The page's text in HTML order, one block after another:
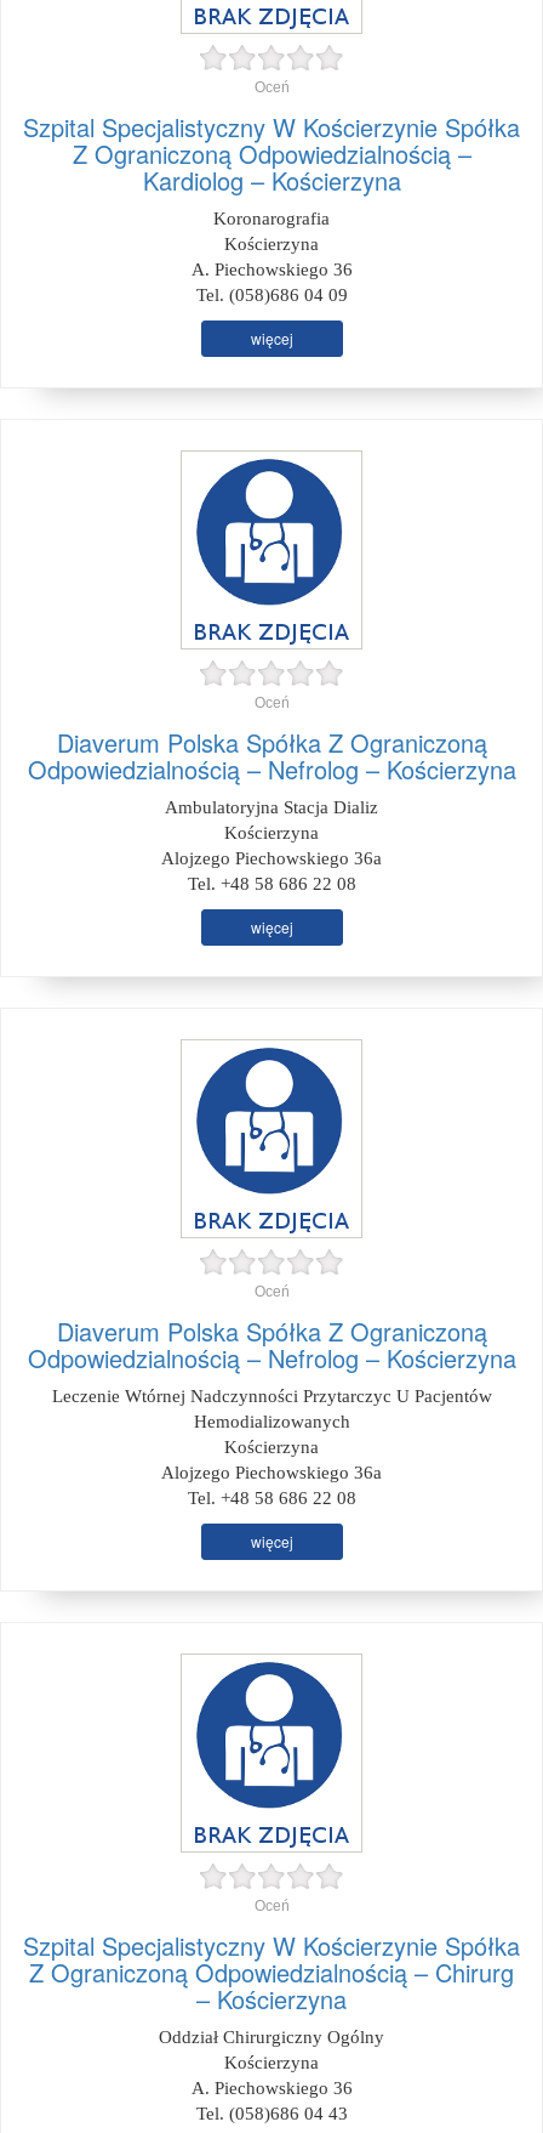
Oceń
Szpital Specjalistyczny W Kościerzynie Spółka
Z Ograniczoną Odpowiedzialnością –
Kardiolog – Kościerzyna
Koronarografia
Kościerzyna
A. Piechowskiego 36
Tel. (058)686 04 09
więcej
Oceń
Diaverum Polska Spółka Z Ograniczoną
Odpowiedzialnością – Nefrolog – Kościerzyna
Ambulatoryjna Stacja Dializ
Kościerzyna
Alojzego Piechowskiego 36a
Tel. +48 58 686 22 08
więcej
Oceń
Diaverum Polska Spółka Z Ograniczoną
Odpowiedzialnością – Nefrolog – Kościerzyna
Leczenie Wtórnej Nadczynności Przytarczyc U Pacjentów
Hemodializowanych
Kościerzyna
Alojzego Piechowskiego 36a
Tel. +48 58 686 22 08
więcej
Oceń
Szpital Specjalistyczny W Kościerzynie Spółka
Z Ograniczoną Odpowiedzialnością – Chirurg
– Kościerzyna
Oddział Chirurgiczny Ogólny
Kościerzyna
A. Piechowskiego 36
Tel. (058)686 04 43